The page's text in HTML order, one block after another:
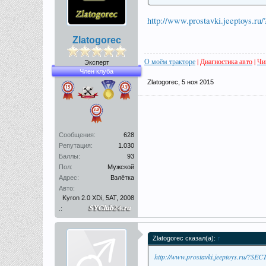
Zlatogorec
Эксперт
Член клуба
Сообщения:
628
Репутация:
1.030
Баллы:
93
Пол:
Мужской
Адрес:
Взлётка
Авто:
Kyron 2.0 XDi, 5AT, 2008
.:
http://
О моём тракторе| Диагностика авто|
Zlatogorec 5 ноя 2015
Zlatogorec сказал(а): ↑
http://www.prostavki.jeeptoys.ru/